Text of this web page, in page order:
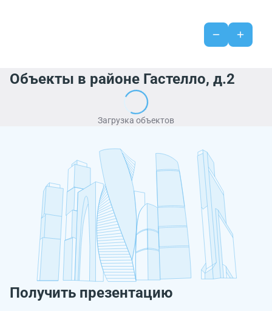
Объекты в районе Гастелло, д.2
Загрузка объектов
Получить презентацию